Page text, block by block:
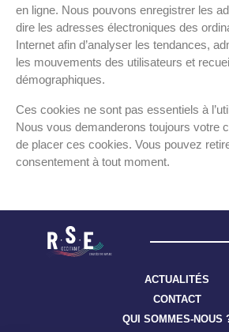
en ligne. Nous pouvons enregistrer les
dire les adresses électroniques des
Internet afin d’analyser les tendances,
les mouvements des utilisateurs et
démographiques.
Ces cookies ne sont pas essentiels à
Nous vous demanderons toujours votre
de placer ces cookies. Vous pouvez
consentement à tout moment.
ACTUALITÉS
CONTACT
QUI SOMMES-NOUS